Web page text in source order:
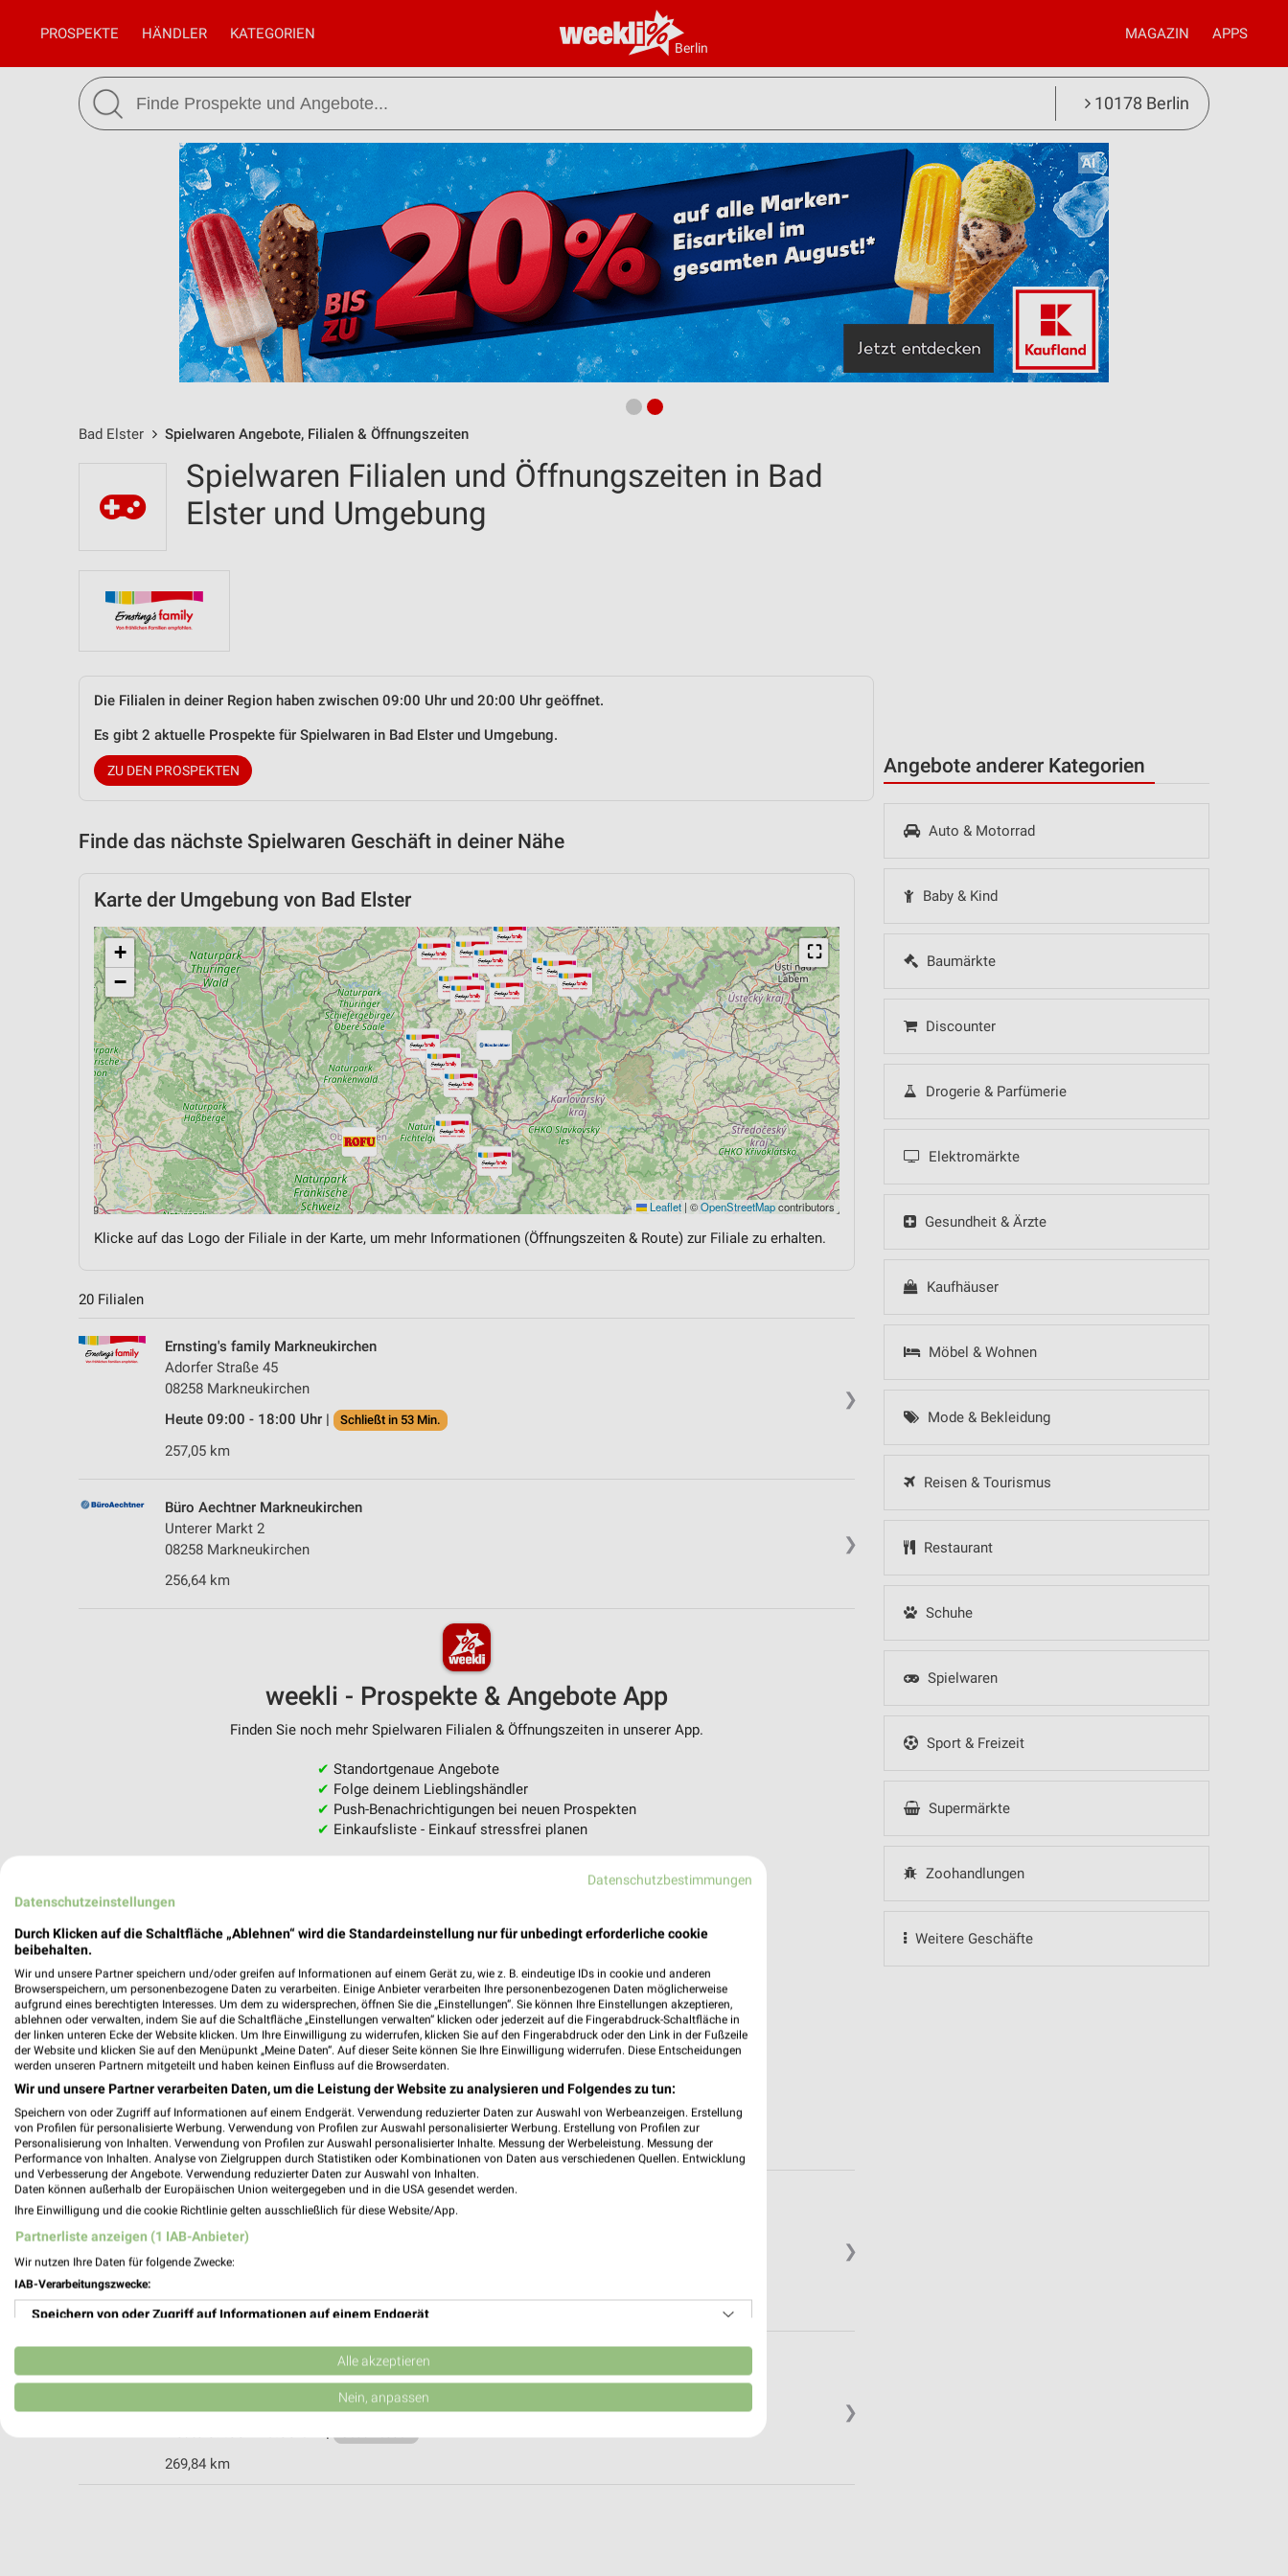
Berlin
PROSPEKTE HÄNDLER KATEGORIEN MAGAZIN APPS
10178 Berlin
Bad Elster Spielwaren Angebote, Filialen & Öffnungszeiten
Angebote anderer Kategorien
Auto & Motorrad
Baby & Kind
Baumärkte
Discounter
Drogerie & Parfümerie
Elektromärkte
Gesundheit & Ärzte
Kaufhäuser
Möbel & Wohnen
Mode & Bekleidung
Reisen & Tourismus
Restaurant
Schuhe
Spielwaren
Sport & Freizeit
Supermärkte
Zoohandlungen
Weitere Geschäfte
Spielwaren Filialen und Öffnungszeiten in Bad
Elster und Umgebung
Die Filialen in deiner Region haben zwischen 09:00 Uhr und 20:00 Uhr geöffnet.
Es gibt 2 aktuelle Prospekte für Spielwaren in Bad Elster und Umgebung.
ZU DEN PROSPEKTEN
Finde das nächste Spielwaren Geschäft in deiner Nähe
Karte der Umgebung von Bad Elster
⛶
+
−
Leaflet | ©OpenStreetMapcontributors
Klicke auf das Logo der Filiale in der Karte, um mehr Informationen (Öffnungszeiten & Route) zur Filiale zu erhalten.
20 Filialen
❯
Ernsting's family Markneukirchen
Adorfer Straße 45
08258 Markneukirchen
Heute 09:00 - 18:00 Uhr |
Schließt in 53 Min.
257,05 km
❯
Büro Aechtner Markneukirchen
Unterer Markt 2
08258 Markneukirchen
256,64 km
weekli - Prospekte & Angebote App
Finden Sie noch mehr Spielwaren Filialen & Öffnungszeiten in unserer App.
✔ Standortgenaue Angebote
✔ Folge deinem Lieblingshändler
✔ Push-Benachrichtigungen bei neuen Prospekten
✔ Einkaufsliste - Einkauf stressfrei planen
❯
Ernsting's family Selb
Schillerstraße 29
95100 Selb
Heute 09:00 - 16:00 Uhr |
275,54 km
❯
Ludwigstraße 5
269,84 km
Datenschutzbestimmungen
Datenschutzeinstellungen
Durch Klicken auf die Schaltfläche „Ablehnen“ wird die Standardeinstellung nur für unbedingt erforderliche cookie
beibehalten.
Wir und unsere Partner speichern und/oder greifen auf Informationen auf einem Gerät zu, wie z. B. eindeutige IDs in cookie und anderen
Browserspeichern, um personenbezogene Daten zu verarbeiten. Einige Anbieter verarbeiten Ihre personenbezogenen Daten möglicherweise
aufgrund eines berechtigten Interesses. Um dem zu widersprechen, öffnen Sie die „Einstellungen“. Sie können Ihre Einstellungen akzeptieren,
ablehnen oder verwalten, indem Sie auf die Schaltfläche „Einstellungen verwalten“ klicken oder jederzeit auf die Fingerabdruck-Schaltfläche in
der linken unteren Ecke der Website klicken. Um Ihre Einwilligung zu widerrufen, klicken Sie auf den Fingerabdruck oder den Link in der Fußzeile
der Website und klicken Sie auf den Menüpunkt „Meine Daten“. Auf dieser Seite können Sie Ihre Einwilligung widerrufen. Diese Entscheidungen
werden unseren Partnern mitgeteilt und haben keinen Einfluss auf die Browserdaten.
Wir und unsere Partner verarbeiten Daten, um die Leistung der Website zu analysieren und Folgendes zu tun:
Speichern von oder Zugriff auf Informationen auf einem Endgerät. Verwendung reduzierter Daten zur Auswahl von Werbeanzeigen. Erstellung
von Profilen für personalisierte Werbung. Verwendung von Profilen zur Auswahl personalisierter Werbung. Erstellung von Profilen zur
Personalisierung von Inhalten. Verwendung von Profilen zur Auswahl personalisierter Inhalte. Messung der Werbeleistung. Messung der
Performance von Inhalten. Analyse von Zielgruppen durch Statistiken oder Kombinationen von Daten aus verschiedenen Quellen. Entwicklung
und Verbesserung der Angebote. Verwendung reduzierter Daten zur Auswahl von Inhalten.
Daten können außerhalb der Europäischen Union weitergegeben und in die USA gesendet werden.
Ihre Einwilligung und die cookie Richtlinie gelten ausschließlich für diese Website/App.
Partnerliste anzeigen (1 IAB-Anbieter)
Wir nutzen Ihre Daten für folgende Zwecke:
IAB-Verarbeitungszwecke:
Speichern von oder Zugriff auf Informationen auf einem Endgerät
Verwendung reduzierter Daten zur Auswahl von Werbeanzeigen
Erstellung von Profilen für personalisierte Werbung
Erstellung von Profilen zur Personalisierung von Inhalten
Alle akzeptieren
Nein, anpassen